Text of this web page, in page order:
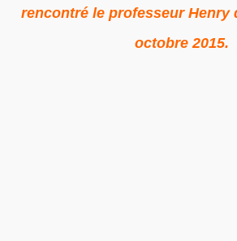
rencontré le professeur Henry
octobre 2015.